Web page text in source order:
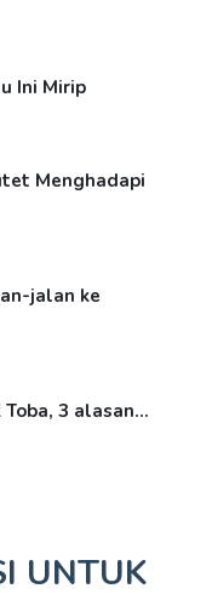
Ini Mirip
Menghadapi
jalan ke
3 alasan...
UNTUK